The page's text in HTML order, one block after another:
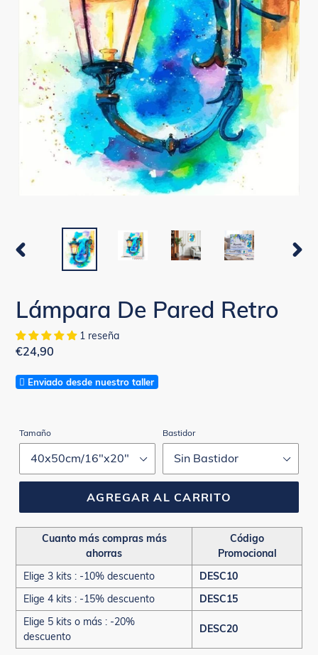
DIAPOSITIVA
Lámpara De Pared Retro
1 reseña
Precio
€24,90
Enviado desde nuestro taller
Tamaño Bastidor
AGREGAR AL CARRITO
Cuanto más compras más
ahorras
Código
Promocional
Elige 3 kits : -10% descuento
DESC10
Elige 4 kits : -15% descuento
DESC15
Elige 5 kits o más : -20%
descuento
DESC20